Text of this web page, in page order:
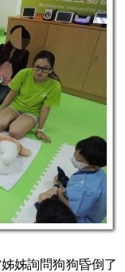
姊詢問狗狗昏倒了